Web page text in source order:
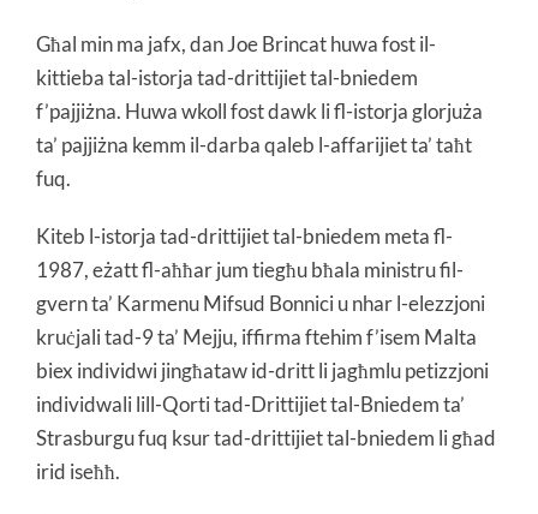
Għal min ma jafx, danJoe Brincat huwa fost il-
kittieba tal-istorja tad-drittijiet tal-bniedem
f’pajjiżna. Huwa wkoll fost dawk li fl-istorja glorjuża
ta’ pajjiżna kemm il-darba qaleb l-affarijiet ta’ taħt
fuq.
Kiteb l-istorja tad-drittijiet tal-bniedem meta fl-
1987, eżatt fl-aħħar jum tiegħu bħala ministru fil-
gvern ta’ Karmenu Mifsud Bonnici u nhar l-elezzjoni
kruċjali tad-9 ta’ Mejju, iffirma ftehim f’isem Malta
biex individwi jingħataw id-dritt li jagħmlu petizzjoni
individwali lill-Qorti tad-Drittijiet tal-Bniedem ta’
Strasburgu fuq ksur tad-drittijiet tal-bniedem li għad
irid iseħħ.